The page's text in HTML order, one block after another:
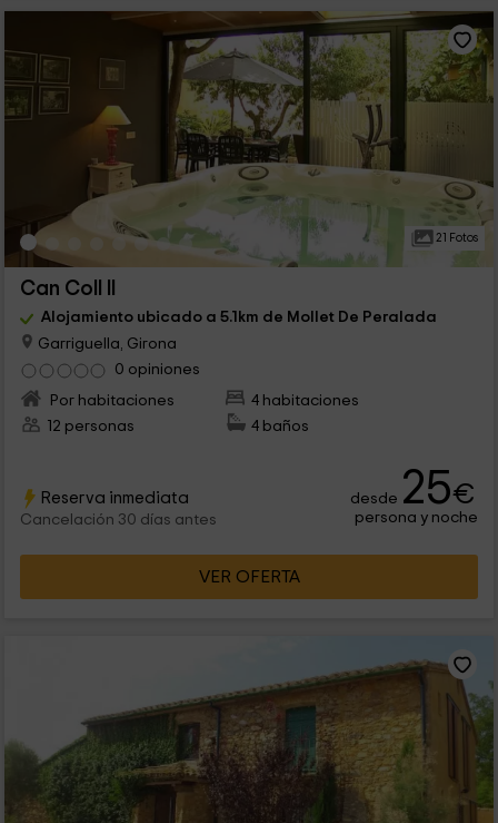
21 Fotos
Can Coll II
Alojamiento ubicado a 5.1km de Mollet De Peralada
Garriguella, Girona
0 opiniones
Por habitaciones
4 habitaciones
12 personas
4 baños
Reserva inmediata
Cancelación 30 días antes
desde 25€
persona y noche
VER OFERTA